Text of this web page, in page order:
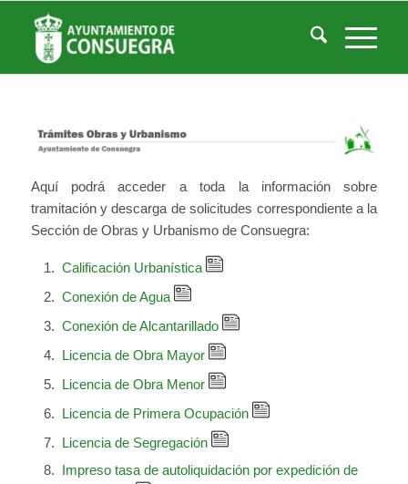
Obras y Urbanismo. Tramitación.
Usted está aquí: Inicio / Obras y Urbanismo. Tramitación.
Aquí podrá acceder a toda la información sobre
tramitación y descarga de solicitudes correspondiente a la
Sección de Obras y Urbanismo de Consuegra:
Calificación Urbanística
Conexión de Agua
Conexión de Alcantarillado
Licencia de Obra Mayor
Licencia de Obra Menor
Licencia de Primera Ocupación
Licencia de Segregación
Impreso tasa de autoliquidación por expedición de